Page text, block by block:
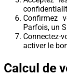
Confirmez
Parfois, un
Connectez-
activer le
Calcul de